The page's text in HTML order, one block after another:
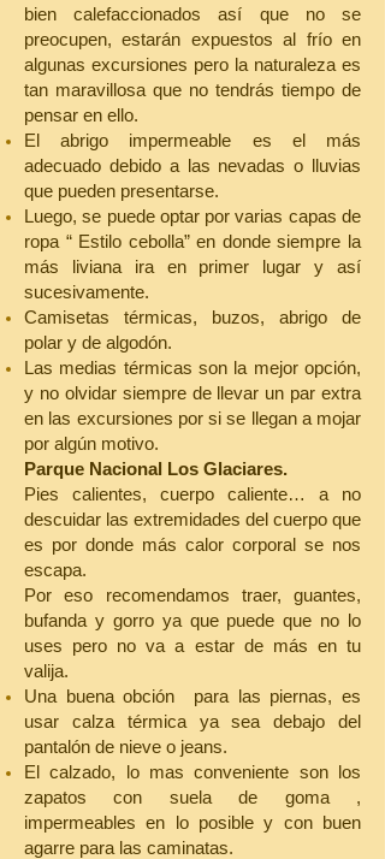
bien calefaccionados así que no se
preocupen, estarán expuestos al frío en
algunas excursiones pero la naturaleza es
tan maravillosa que no tendrás tiempo de
pensar en ello.
El abrigo impermeable es el más
adecuado debido a las nevadas o lluvias
que pueden presentarse.
Luego, se puede optar por varias capas de
ropa “ Estilo cebolla” en donde siempre la
más liviana ira en primer lugar y así
sucesivamente.
Camisetas térmicas, buzos, abrigo de
polar y de algodón.
Las medias térmicas son la mejor opción,
y no olvidar siempre de llevar un par extra
en las excursiones por si se llegan a mojar
por algún motivo.
Parque Nacional Los Glaciares.
Pies calientes, cuerpo caliente… a no
descuidar las extremidades del cuerpo que
es por donde más calor corporal se nos
escapa.
Por eso recomendamos traer, guantes,
bufanda y gorro ya que puede que no lo
uses pero no va a estar de más en tu
valija.
Una buena obción para las piernas, es
usar calza térmica ya sea debajo del
pantalón de nieve o jeans.
El calzado, lo mas conveniente son los
zapatos con suela de goma ,
impermeables en lo posible y con buen
agarre para las caminatas.